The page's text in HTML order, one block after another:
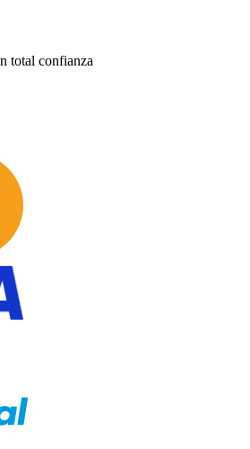
total confianza